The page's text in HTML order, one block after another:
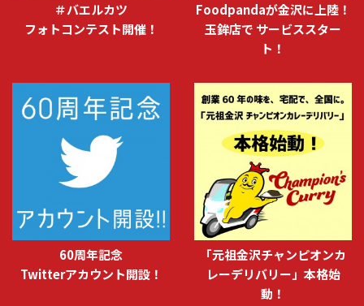
＃バエルカツ
フォトコンテスト開催！
Foodpandaが金沢に上陸！
玉鉾店で サービススター
ト！
60周年記念
Twitterアカウント開設！
「元祖金沢チャンピオンカ
レーデリバリー」本格始
動！